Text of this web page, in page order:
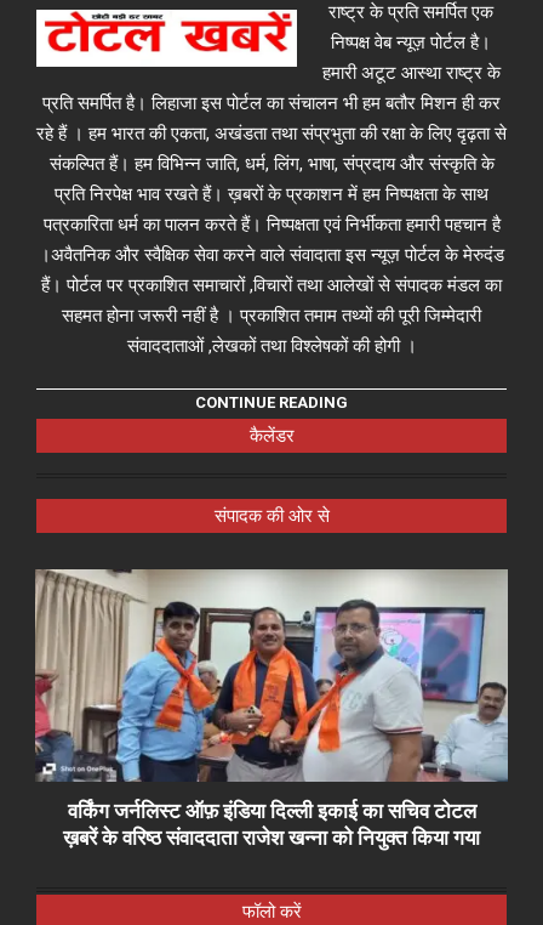
राष्ट्र के प्रति समर्पित एक
निष्पक्ष वेब न्यूज़ पोर्टल है।
हमारी अटूट आस्था राष्ट्र के
प्रति समर्पित है। लिहाजा इस पोर्टल का संचालन भी हम बतौर मिशन ही कर
रहे हैं । हम भारत की एकता, अखंडता तथा संप्रभुता की रक्षा के लिए दृढ़ता से
संकल्पित हैं। हम विभिन्न जाति, धर्म, लिंग, भाषा, संप्रदाय और संस्कृति के
प्रति निरपेक्ष भाव रखते हैं। ख़बरों के प्रकाशन में हम निष्पक्षता के साथ
पत्रकारिता धर्म का पालन करते हैं। निष्पक्षता एवं निर्भीकता हमारी पहचान है
।अवैतनिक और स्वैक्षिक सेवा करने वाले संवादाता इस न्यूज़ पोर्टल के मेरुदंड
हैं। पोर्टल पर प्रकाशित समाचारों ,विचारों तथा आलेखों से संपादक मंडल का
सहमत होना जरूरी नहीं है । प्रकाशित तमाम तथ्यों की पूरी जिम्मेदारी
संवाददाताओं ,लेखकों तथा विश्लेषकों की होगी ।
CONTINUE READING
कैलेंडर
संपादक की ओर से
वर्किंग जर्नलिस्ट ऑफ़ इंडिया दिल्ली इकाई का सचिव टोटल
ख़बरें के वरिष्ठ संवाददाता राजेश खन्ना को नियुक्त किया गया
फॉलो करें